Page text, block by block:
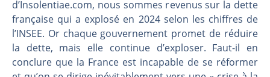
Pourquoi le monde entier vacille en même temps cette semaine ? | par Louis-Antoine Michelet
WTI : Explosion mais réserves au plus bas | Denis Desclos – Market Movers
STMICROELECTRONICS : Correction probable | Denis Desclos – Market Movers
d’Insolentiae.com, nous sommes revenus sur la dette
française qui a explosé en 2024 selon les chiffres de
l’INSEE. Or chaque gouvernement promet de réduire
la dette, mais elle continue d’exploser. Faut-il en
conclure que la France est incapable de se réformer